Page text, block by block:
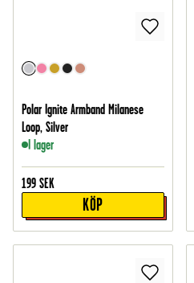
Polar Ignite Armband Milanese
Loop, Silver
I lager
199 SEK
KÖP